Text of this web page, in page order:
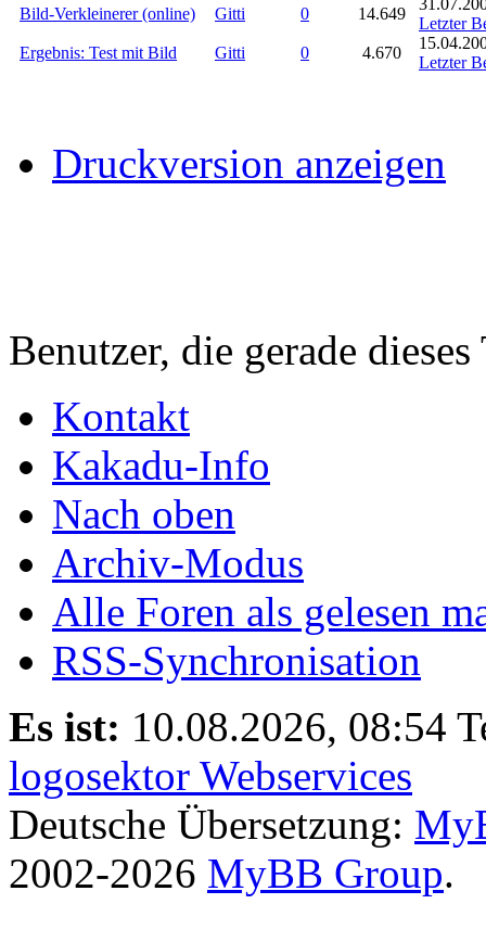
Bild-Verkleinerer (online)
Gitti 0 14.649
Letzter
Ergebnis: Test mit Bild
Gitti 0 4.670
Letzter
Druckversion anzeigen
Benutzer, die gerade
Kontakt
Kakadu-Info
Nach oben
Archiv-Modus
Alle Foren als gelesen
RSS-Synchronisation
Es ist: 10.08.2026, 08:54
logosektor Webservices
Deutsche Übersetzung:
2002-2026 MyBB Group.